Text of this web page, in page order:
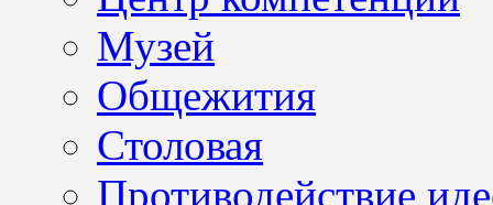
Музей
Общежития
Столовая
Противодействие